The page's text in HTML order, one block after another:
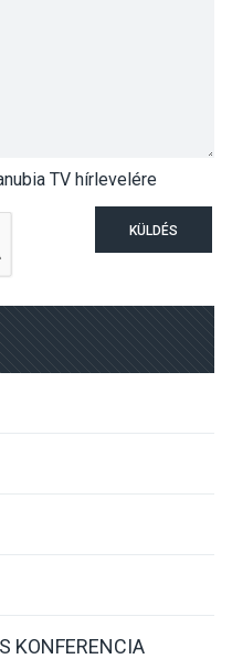
TV hírlevelére
KÜLDÉS
KONFERENCIA